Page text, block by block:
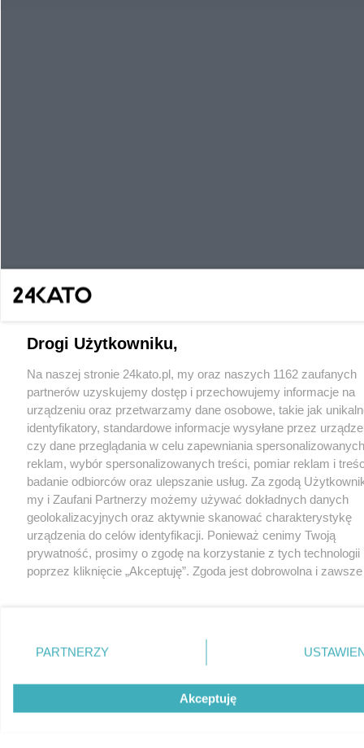
Drogi Użytkowniku,
Na naszej stronie 24kato.pl, my oraz naszych 1162 zaufanych
partnerów uzyskujemy dostęp i przechowujemy informacje na
urządzeniu oraz przetwarzamy dane osobowe, takie jak
identyfikatory, standardowe informacje wysyłane przez
czy dane przeglądania w celu zapewniania spersonalizowanych
reklam, wybór spersonalizowanych treści, pomiar reklam i
badanie odbiorców oraz ulepszanie usług. Za zgodą
my i Zaufani Partnerzy możemy używać dokładnych danych
geolokalizacyjnych oraz aktywnie skanować charakterystykę
urządzenia do celów identyfikacji. Ponieważ cenimy Twoją
prywatność, prosimy o zgodę na korzystanie z tych technologii
poprzez kliknięcie „Akceptuję”. Zgoda jest dobrowolna i zawsze
prawo sprzeciwić się takiemu przetwarzaniu. Preferencje będą
miały zastosowania tylko na tej witrynie.
Zapoznaj się z poniższymi informacjami, abyś mógł świadomie
komfortowo korzystać z naszych serwisów internetowych.
PARTNERZY
Akceptuję